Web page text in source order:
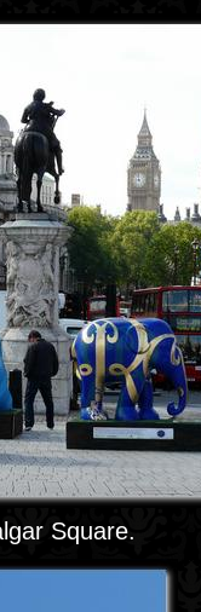
Square.